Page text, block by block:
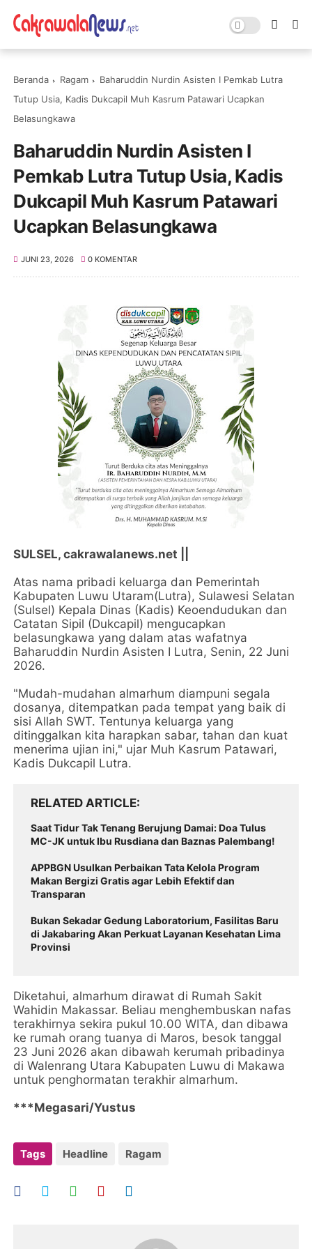
Beranda Ragam
Baharuddin Nurdin Asisten I Pemkab Lutra
Tutup Usia, Kadis Dukcapil Muh Kasrum Patawari Ucapkan
Belasungkawa
Baharuddin Nurdin Asisten I
Pemkab Lutra Tutup Usia, Kadis
Dukcapil Muh Kasrum Patawari
Ucapkan Belasungkawa
JUNI 23, 2026 0 KOMENTAR
SULSEL, cakrawalanews.net ||
Atas nama pribadi keluarga dan Pemerintah
Kabupaten Luwu Utaram(Lutra), Sulawesi Selatan
(Sulsel) Kepala Dinas (Kadis) Keoendudukan dan
Catatan Sipil (Dukcapil) mengucapkan
belasungkawa yang dalam atas wafatnya
Baharuddin Nurdin Asisten I Lutra, Senin, 22 Juni
2026.
"Mudah-mudahan almarhum diampuni segala
dosanya, ditempatkan pada tempat yang baik di
sisi Allah SWT. Tentunya keluarga yang
ditinggalkan kita harapkan sabar, tahan dan kuat
menerima ujian ini," ujar Muh Kasrum Patawari,
Kadis Dukcapil Lutra.
RELATED ARTICLE
Saat Tidur Tak Tenang Berujung Damai: Doa Tulus
MC-JK untuk Ibu Rusdiana dan Baznas Palembang!
APPBGN Usulkan Perbaikan Tata Kelola Program
Makan Bergizi Gratis agar Lebih Efektif dan
Transparan
Bukan Sekadar Gedung Laboratorium, Fasilitas Baru
di Jakabaring Akan Perkuat Layanan Kesehatan Lima
Provinsi
Diketahui, almarhum dirawat di Rumah Sakit
Wahidin Makassar. Beliau menghembuskan nafas
terakhirnya sekira pukul 10.00 WITA, dan dibawa
ke rumah orang tuanya di Maros, besok tanggal
23 Juni 2026 akan dibawah kerumah pribadinya
di Walenrang Utara Kabupaten Luwu di Makawa
untuk penghormatan terakhir almarhum.
***Megasari/Yustus
Tags Headline Ragam